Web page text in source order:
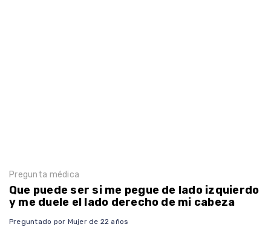
Pregunta médica
Que puede ser si me pegue de lado izquierdo
y me duele el lado derecho de mi cabeza
Preguntado por Mujer de 22 años